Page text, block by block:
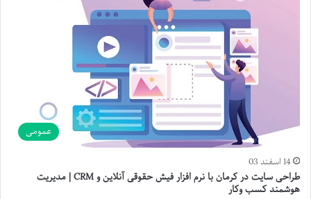
عمومی
14 اسفند 03
طراحی سایت در کرمان با نرم افزار فیش حقوقی آنلاین و CRM | مدیریت
هوشمند کسب وکار